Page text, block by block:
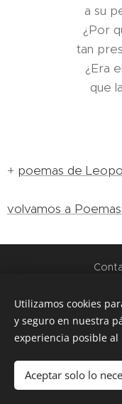
a su
¿Por
tan
¿Era
que
+ poemas de
volvamos a
Utilizamos cookies
y seguro en nuestra
experiencia posible al
Aceptar solo lo